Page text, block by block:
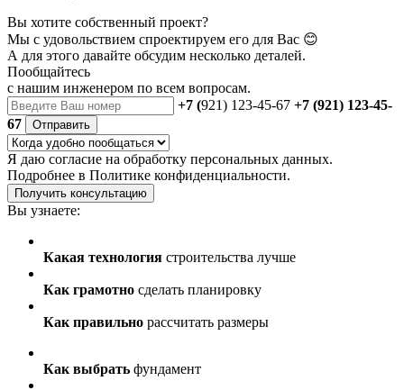
Вы хотите собственный проект?
Мы с удовольствием спроектируем его для Вас 😊
А для этого давайте обсудим несколько деталей.
Пообщайтесь
с нашим инженером по всем вопросам.
+7 (921) 123-45-67 +7 (921) 123-45-
67
Отправить
Я даю согласие на обработку персональных данных.
Подробнее в Политике конфиденциальности.
Получить консультацию
Вы узнаете:
Какая технология строительства лучше
Как грамотно сделать планировку
Как правильно рассчитать размеры
Как выбрать фундамент